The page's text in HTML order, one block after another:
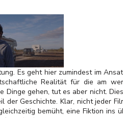
Es geht hier zumindest im
Realität für die am
gehen, tut es aber nicht.
der Geschichte. Klar, nicht jeder
bemüht, eine Fiktion ins